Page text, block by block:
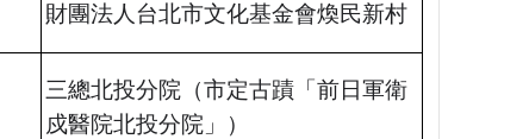
財團法人台北市文化基金會煥民新村
三總北投分院（市定古蹟「前日軍衛
戍醫院北投分院」）